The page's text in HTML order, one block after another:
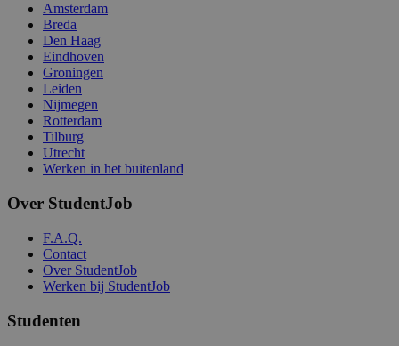
Amsterdam
Breda
Den Haag
Eindhoven
Groningen
Leiden
Nijmegen
Rotterdam
Tilburg
Utrecht
Werken in het buitenland
Over StudentJob
F.A.Q.
Contact
Over StudentJob
Werken bij StudentJob
Studenten